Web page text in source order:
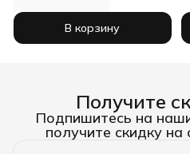
В корзину
Получите
Подпишитесь на
получите скидку